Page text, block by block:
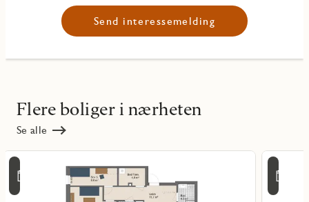
Send interessemelding
Flere boliger i nærheten
Se alle
16:00
Les
mer
objekt
Les
mer
objekt